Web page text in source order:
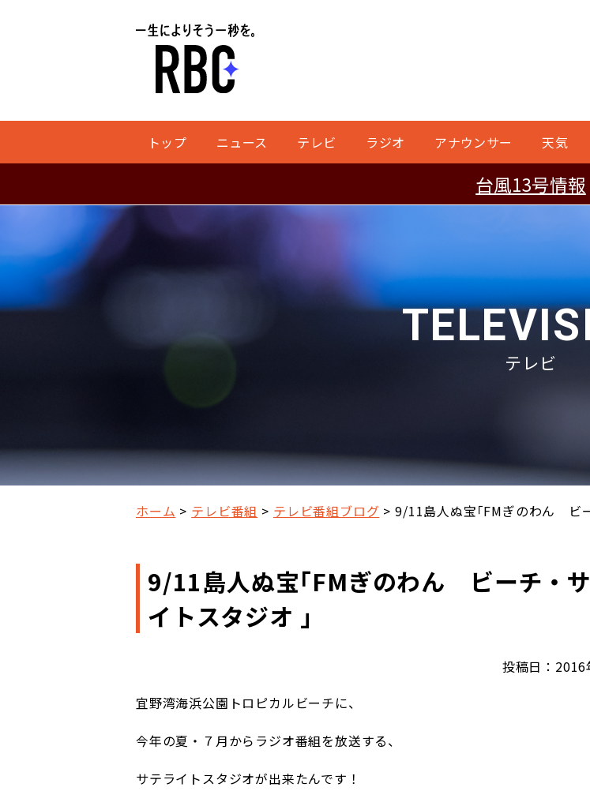
トップ ニュース テレビ ラジオ アナウンサー 天気
台風13号情報
テレビ
ホーム テレビ番組 テレビ番組ブログ 9/11島人ぬ宝｢FMぎのわん ビ
9/11島人ぬ宝｢FMぎのわん ビーチ・
イトスタジオ 」
投稿日：2016
宜野湾海浜公園トロピカルビーチに、
今年の夏・７月からラジオ番組を放送する、
サテライトスタジオが出来たんです！